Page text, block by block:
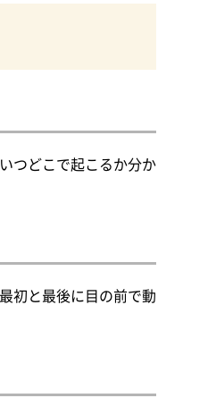
つどこで起こるか分か
初と最後に目の前で動